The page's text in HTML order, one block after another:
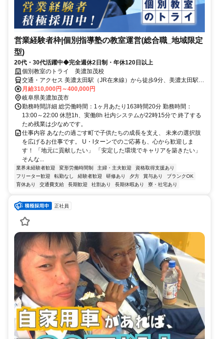
営業経験者枠|個別指導塾の教室運営(総合職_地域限定
型)
20代・30代活躍中◆完全週休2日制・年休120日以上
個別教室のトライ 美濃加茂校
交通・アクセス 美濃太田駅（JR在来線）から徒歩9分、美濃太田駅
（長良川鉄道）から徒歩13分
月給310,000円～400,000円
岐阜県美濃加茂市
勤務時間詳細 総労働時間：1ヶ月あたり163時間20分 勤務時間：
13:00～22:00 休憩1h、実働8h 社内システムが22時15分で 終了する
ため残業は少なめです。
仕事内容 あなたの過ごす町で子供たちの成長を支え、 未来の選択肢
を広げるお仕事です。 U・Iターンでのご応募も、心から歓迎しま
す！ 「地元に貢献したい」 「安定した環境でキャリアを築きたい」
そんな...
業界未経験者歓迎 変形労働時間制 主婦・主夫歓迎
資格取得支援あり
フリーター歓迎
転勤なし 経験者歓迎 研修あり 夕方 賞与あり
ブランクOK
育休あり
交通費支給 長期歓迎 社割あり 長期休暇あり 寮・社宅あり
正社員